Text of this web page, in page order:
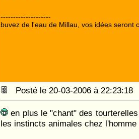
--------------------
buvez de l'eau de Millau, vos idées seront
Posté le 20-03-2006 à
en plus le "chant" des
les instincts animales chez